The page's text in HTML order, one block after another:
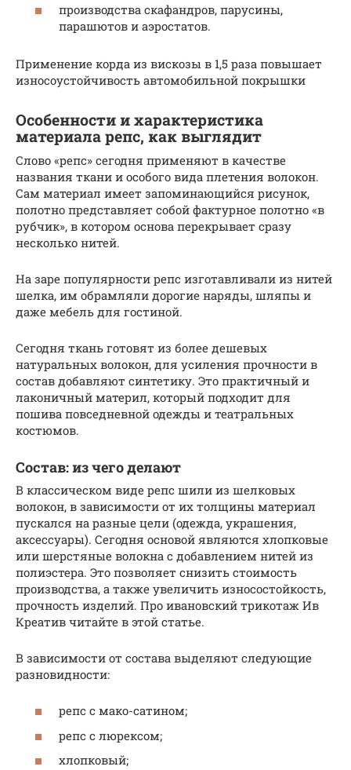
производства скафандров, парусины,
парашютов и аэростатов.
Применение корда из вискозы в 1,5 раза повышает
износоустойчивость автомобильной покрышки
Особенности и характеристика
материала репс, как выглядит
Слово «репс» сегодня применяют в качестве
названия ткани и особого вида плетения волокон.
Сам материал имеет запоминающийся рисунок,
полотно представляет собой фактурное полотно «в
рубчик», в котором основа перекрывает сразу
несколько нитей.
На заре популярности репс изготавливали из нитей
шелка, им обрамляли дорогие наряды, шляпы и
даже мебель для гостиной.
Сегодня ткань готовят из более дешевых
натуральных волокон, для усиления прочности в
состав добавляют синтетику. Это практичный и
лаконичный материл, который подходит для
пошива повседневной одежды и театральных
костюмов.
Состав: из чего делают
В классическом виде репс шили из шелковых
волокон, в зависимости от их толщины материал
пускался на разные цели (одежда, украшения,
аксессуары). Сегодня основой являются хлопковые
или шерстяные волокна с добавлением нитей из
полиэстера. Это позволяет снизить стоимость
производства, а также увеличить износостойкость,
прочность изделий. Про ивановский трикотаж Ив
Креатив читайте в этой статье.
В зависимости от состава выделяют следующие
разновидности:
репс с мако-сатином;
репс с люрексом;
хлопковый;